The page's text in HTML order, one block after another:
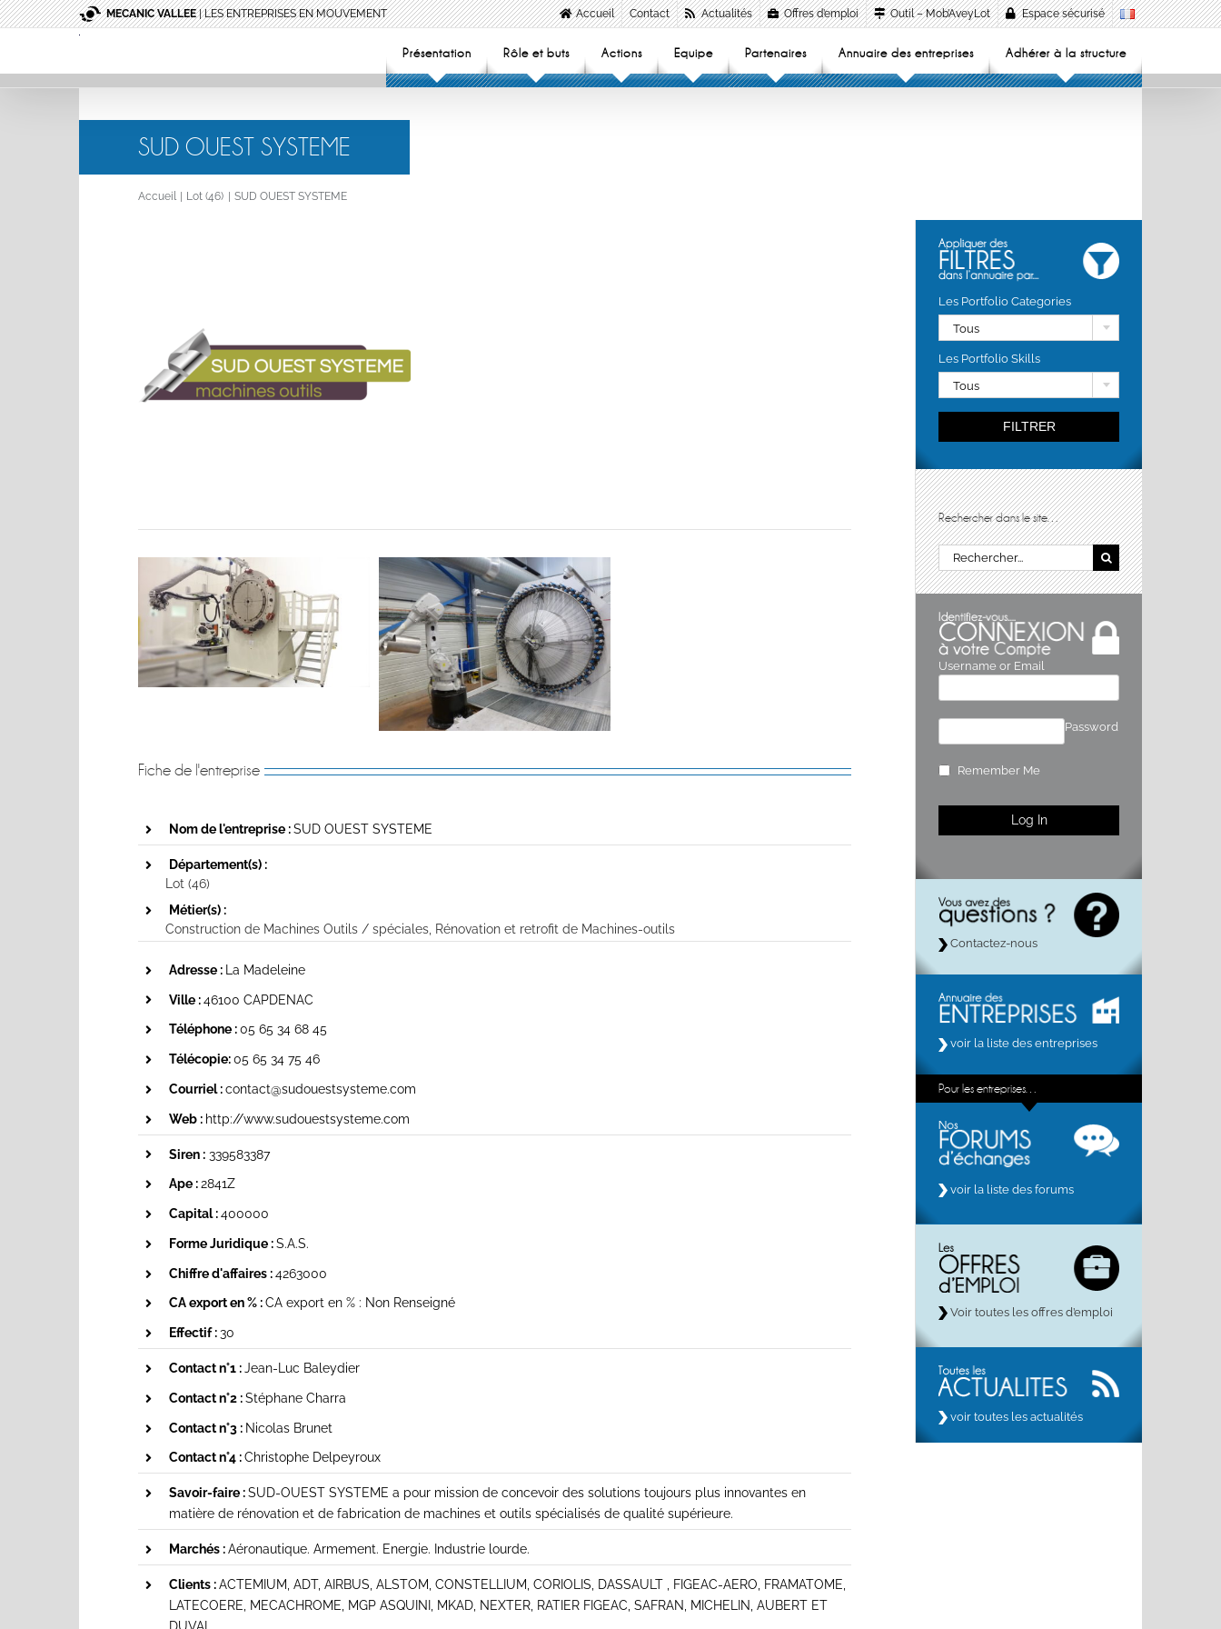
Passer
au
MECANIC VALLEE| LES ENTREPRISES EN MOUVEMENT Accueil Contact Actualités Offres d’emploi Outil – Mob’AveyLot Espace sécurisé
Présentation Rôle et buts Actions Equipe Partenaires Annuaire des entreprises Adhérer à la structure
SUD OUEST SYSTEME
Accueil Lot (46) SUD OUEST SYSTEME
Fiche de l'entreprise
Nom de l'entreprise :SUD OUEST SYSTEME
Département(s) :
Lot (46)
Métier(s) :
Construction de Machines Outils / spéciales, Rénovation et retrofit de Machines-outils
Adresse : La Madeleine
Ville :46100 CAPDENAC
Téléphone :05 65 34 68 45
Télécopie:05 65 34 75 46
Courriel :contact@sudouestsysteme.com
Web : http://www.sudouestsysteme.com
Siren :339583387
Ape :2841Z
Capital :400000
Forme Juridique :S.A.S.
Chiffre d'affaires :4263000
CA export en % :CA export en % : Non Renseigné
Effectif :30
Contact n°1 :Jean-Luc Baleydier
Contact n°2 :Stéphane Charra
Contact n°3 : Nicolas Brunet
Contact n°4 :Christophe Delpeyroux
Savoir-faire :SUD-OUEST SYSTEME a pour mission de concevoir des solutions toujours plus innovantes en
matière de rénovation et de fabrication de machines et outils spécialisés de qualité supérieure.
Marchés :Aéronautique. Armement. Energie. Industrie lourde.
Clients :ACTEMIUM, ADT, AIRBUS, ALSTOM, CONSTELLIUM, CORIOLIS, DASSAULT , FIGEAC-AERO, FRAMATOME,
LATECOERE, MECACHROME, MGP ASQUINI, MKAD, NEXTER, RATIER FIGEAC, SAFRAN, MICHELIN, AUBERT ET
Les Portfolio Categories
Tous
Les Portfolio Skills
Tous
FILTRER
Rechercher dans le site…
Rechercher:
Username or Email
Password
Remember Me
Contactez-nous
voir la liste des entreprises
Pour les entreprises…
voir la liste des forums
Voir toutes les offres d’emploi
voir toutes les actualités